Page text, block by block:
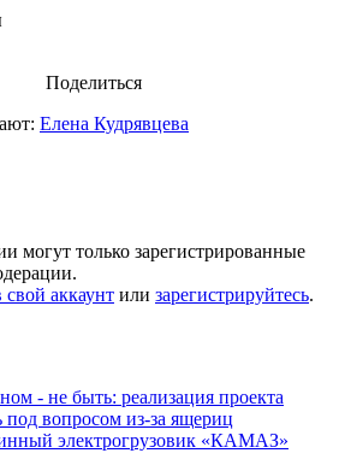
Поделиться
Елена Кудрявцева
могут только зарегистрированные
свой аккаунт или зарегистрируйтесь.
- не быть: реализация проекта
под вопросом из-за ящериц
электрогрузовик «КАМАЗ»